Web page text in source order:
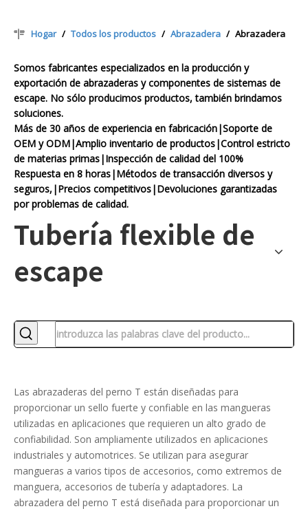
Hogar / Todos los productos / Abrazadera / Abrazadera
Somos fabricantes especializados en la producción y
exportación de abrazaderas y componentes de sistemas de
escape. No sólo producimos productos, también brindamos
soluciones.
Más de 30 años de experiencia en fabricación|Soporte de
OEM y ODM|Amplio inventario de productos|Control estricto
de materias primas|Inspección de calidad del 100%
Respuesta en 8 horas|Métodos de transacción diversos y
seguros,|Precios competitivos|Devoluciones garantizadas
por problemas de calidad.
Tubería flexible de
escape
Las abrazaderas del perno T están diseñadas para
proporcionar un sello fuerte y confiable en las mangueras
utilizadas en aplicaciones que requieren un alto grado de
confiabilidad. Son ampliamente utilizados en aplicaciones
industriales y automotrices. Se utilizan para asegurar
mangueras a varios tipos de accesorios, como extremos de
manguera, accesorios de tubería y adaptadores. La
abrazadera del perno T está diseñada para proporcionar un